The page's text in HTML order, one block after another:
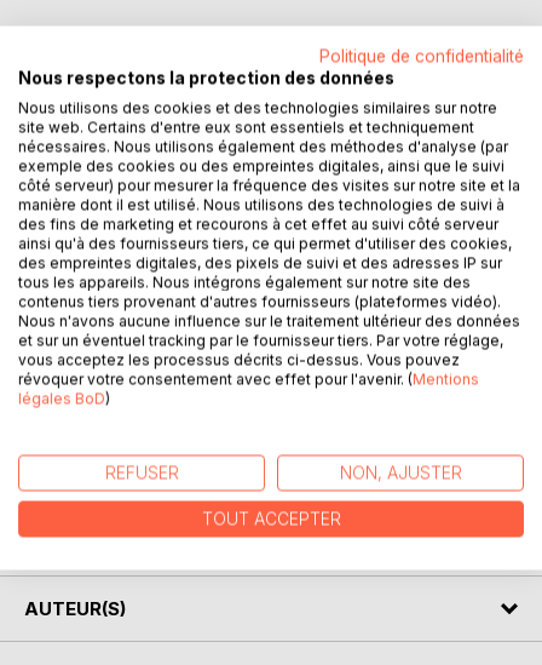
DESCRIPTION
Dans la chaleur de l'été tarnais, les corps s'accumulent.
Bleu. Rose. Jaune. Violet.
À chaque victime, une couleur. À chaque meurtre, un rituel
médiéval.
L'inspectrice Gladys Coll enquête sur ces crimes qui
semblent suivre une logique implacable. Une vengeance
méthodique. Un secret enfoui depuis douze ans.
Mais plus elle s'approche de la vérité, plus les certitudes
s'effondrent.
Le mal se cache parfois en pleine lumière.
regarde?
Un thriller au coeur du Tarn, entre châteaux cathares et
vengeance sanglante.
AUTEUR(S)
Politique de confidentialité
Nous respectons la protection des données
Nous utilisons des cookies et des technologies similaires sur notre
site web. Certains d'entre eux sont essentiels et techniquement
nécessaires. Nous utilisons également des méthodes d'analyse (par
exemple des cookies ou des empreintes digitales, ainsi que le suivi
côté serveur) pour mesurer la fréquence des visites sur notre site et la
manière dont il est utilisé. Nous utilisons des technologies de suivi à
des fins de marketing et recourons à cet effet au suivi côté serveur
ainsi qu'à des fournisseurs tiers, ce qui permet d'utiliser des cookies,
des empreintes digitales, des pixels de suivi et des adresses IP sur
tous les appareils. Nous intégrons également sur notre site des
contenus tiers provenant d'autres fournisseurs (plateformes vidéo).
Nous n'avons aucune influence sur le traitement ultérieur des données
et sur un éventuel tracking par le fournisseur tiers. Par votre réglage,
vous acceptez les processus décrits ci-dessus. Vous pouvez
révoquer votre consentement avec effet pour l'avenir. (Mentions
légales BoD)
REFUSER NON, AJUSTER
TOUT ACCEPTER